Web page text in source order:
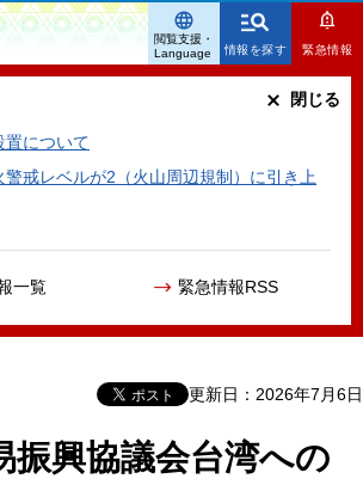
情報を探す 緊急情報
置について
警戒レベルが2（火山周辺規制）に引き上
一覧 緊急情報RSS
閉じる
閲覧支援・
Language
更新日：2026年7月6日
振興協議会台湾への